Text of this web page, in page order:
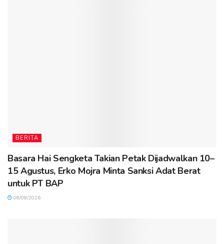
BERITA
Basara Hai Sengketa Takian Petak Dijadwalkan 10–
15 Agustus, Erko Mojra Minta Sanksi Adat Berat
untuk PT BAP
08/08/2026